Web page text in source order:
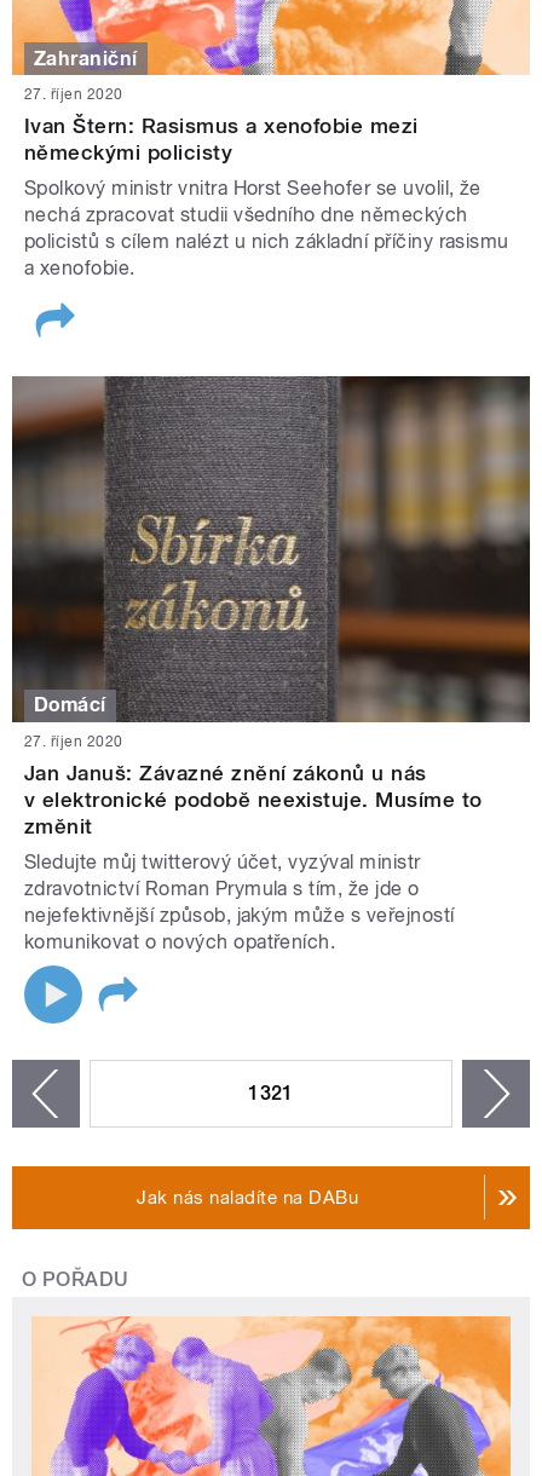
Zahraniční
27. říjen 2020
Ivan Štern: Rasismus a xenofobie mezi
německými policisty
Spolkový ministr vnitra Horst Seehofer se uvolil, že
nechá zpracovat studii všedního dne německých
policistů s cílem nalézt u nich základní příčiny rasismu
a xenofobie.
Domácí
27. říjen 2020
Jan Januš: Závazné znění zákonů u nás
v elektronické podobě neexistuje. Musíme to
změnit
Sledujte můj twitterový účet, vyzýval ministr
zdravotnictví Roman Prymula s tím, že jde o
nejefektivnější způsob, jakým může s veřejností
komunikovat o nových opatřeních.
1321
Jak nás naladíte na DABu
O POŘADU